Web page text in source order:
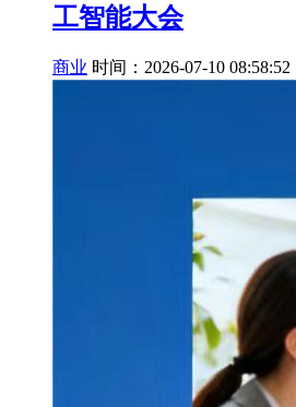
工智能大会
商业 时间：2026-07-10 08:58:52